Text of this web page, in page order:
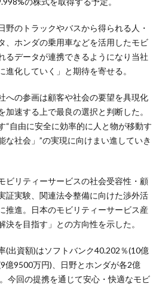
野のトラックやバスから得られる人・
、ホンダの乗用車などを活用したモビ
るデータが連携できるようになり当社
化していく」と期待を寄せる。
への参画は顧客や社会の要望を具現化
加速する上で最良の選択と判断した。
“自由に安全に効率的に人と物が移動す
な社会」”の実現に向けまい進していき
ビリティーサービスの社会受容性・顧
証実験、関連法令整備に向けた渉外活
推進。日本のモビリティーサービス産
を目指す」との方向性を示した。
(出資額)はソフトバンク40.202％(10億
億9500万円)、日野とホンダが各2億
今回の提携を通じて安心・快適なモビ